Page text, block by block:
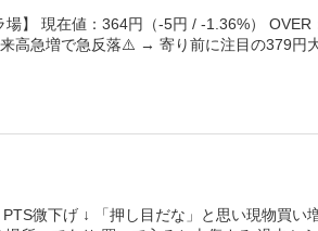
場】 現在値：364円（-5円 / -1.36%）
高急増で急反落⚠️ → 寄り前に注目の379円
微下げ ↓ 「押し目だな」と思い現物買